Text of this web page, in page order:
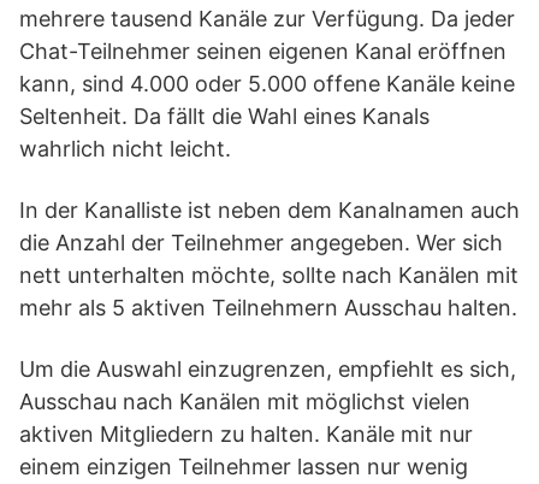
mehrere tausend Kanäle zur Verfügung. Da jeder
Chat-Teilnehmer seinen eigenen Kanal eröffnen
kann, sind 4.000 oder 5.000 offene Kanäle keine
Seltenheit. Da fällt die Wahl eines Kanals
wahrlich nicht leicht.
In der Kanalliste ist neben dem Kanalnamen auch
die Anzahl der Teilnehmer angegeben. Wer sich
nett unterhalten möchte, sollte nach Kanälen mit
mehr als 5 aktiven Teilnehmern Ausschau halten.
Um die Auswahl einzugrenzen, empfiehlt es sich,
Ausschau nach Kanälen mit möglichst vielen
aktiven Mitgliedern zu halten. Kanäle mit nur
einem einzigen Teilnehmer lassen nur wenig